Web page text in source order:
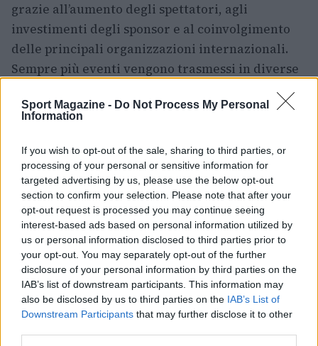
Sport Magazine - Do Not Process My Personal
Information
If you wish to opt-out of the sale, sharing to third parties, or
processing of your personal or sensitive information for
targeted advertising by us, please use the below opt-out
section to confirm your selection. Please note that after your
opt-out request is processed you may continue seeing
interest-based ads based on personal information utilized by
us or personal information disclosed to third parties prior to
your opt-out. You may separately opt-out of the further
disclosure of your personal information by third parties on the
IAB’s list of downstream participants. This information may
also be disclosed by us to third parties on the IAB’s List of
Downstream Participants that may further disclose it to other
grazie all’aumento degli spettatori, agli
investimenti degli sponsor e al coinvolgimento
delle principali organizzazioni internazionali.
Sempre più eventi vengono trasmessi in diverse
lingue, mentre nuove competizioni permettono
ai giocatori emergenti di raggiungere il
Oltre all’aspetto competitivo, gli eSports
rappresentano anche un importante punto
d’incontro per le community dei videogiochi,
contribuendo alla diffusione della cultura
videoludica in tutto il mondo.
Il gioco è vietato ai minori di 18 anni e può
causare dipendenza. Gioca con moderazione. Per
informazioni e supporto, Numero Verde
800.558.822.